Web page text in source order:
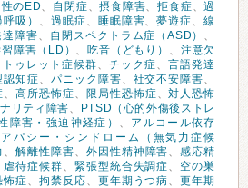
のED、 自閉症、摂食障害、拒食症、過
吸） 、 過眠症、 睡眠障害、夢遊症、線
達障害、 自閉スペクトラム症（ASD） 、
障害（LD） 、吃音（どもり） 、 注意欠
トゥレット症候群、チック症、言語発達
認知症、 パニック障害、 社交不安障害、
、 高所恐怖症、 限局性恐怖症、対人恐怖
リティ障害、
PTSD（心的外傷後ストレ
障害・強迫神経症） 、 アルコール依存
アパシー・シンドローム（無気力症候
、 解離性障害、 外因性精神障害、感応精
虐待症候群、 緊張型統合失調症、 空の巣
怖症、 拘禁反応、 更年期うつ病、更年期